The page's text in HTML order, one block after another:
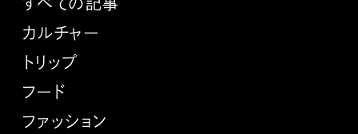
すべての記事
カルチャー
トリップ
フード
ファッション